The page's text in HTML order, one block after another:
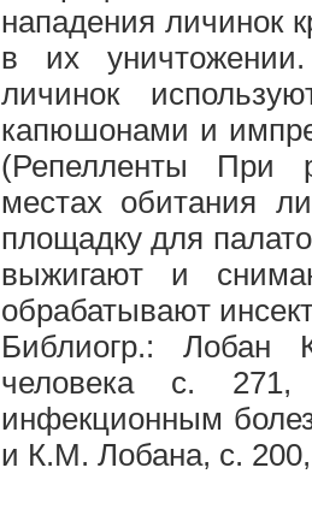
нападения личинок
в их
личинок
капюшонами и
(Репелленты При
местах обитания
площадку для
выжигают и
обрабатывают
Библиогр.: Лобан
человека с.
инфекционным
и К.М. Лобана, с.